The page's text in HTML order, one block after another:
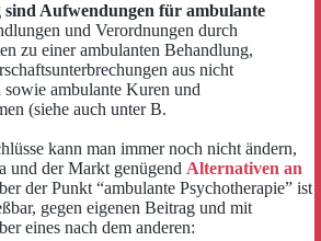
Aufwendungen für ambulante
und Verordnungen durch
zu einer ambulanten Behandlung,
aus nicht
ambulante Kuren und
(siehe auch unter B.
kann man immer noch nicht ändern,
und der Markt genügend Alternativen an
der Punkt “ambulante Psychotherapie” ist
gegen eigenen Beitrag und mit
eines nach dem anderen: